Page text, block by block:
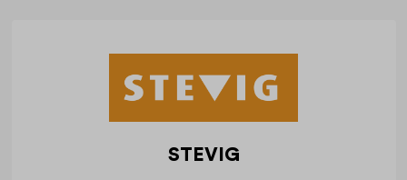
STEVIG